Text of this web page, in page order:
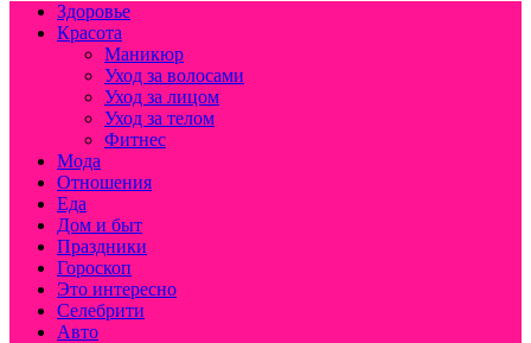
Здоровье
Красота
Маникюр
Уход за волосами
Уход за лицом
Уход за телом
Фитнес
Мода
Отношения
Еда
Дом и быт
Праздники
Гороскоп
Это интересно
Селебрити
Авто